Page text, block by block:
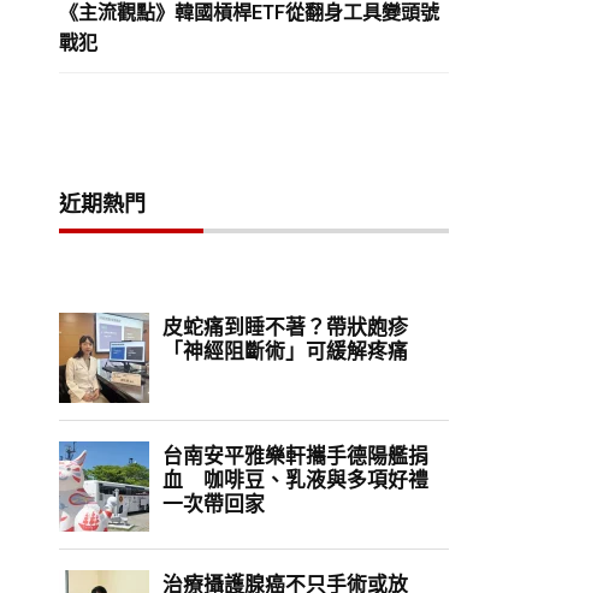
《主流觀點》韓國槓桿ETF從翻身工具變頭號
戰犯
近期熱門